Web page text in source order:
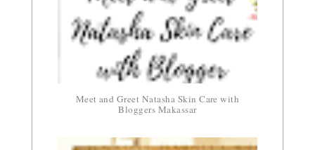
Meet and Greet Natasha Skin Care with
Bloggers Makassar